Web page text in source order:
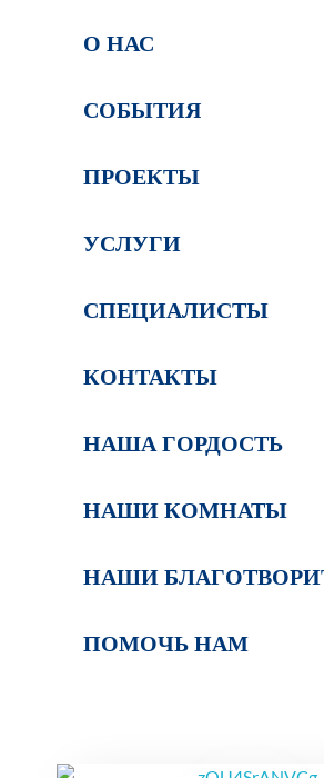
О НАС
СОБЫТИЯ
ПРОЕКТЫ
УСЛУГИ
СПЕЦИАЛИСТЫ
КОНТАКТЫ
НАША ГОРДОСТЬ
НАШИ КОМНАТЫ
НАШИ
ПОМОЧЬ НАМ